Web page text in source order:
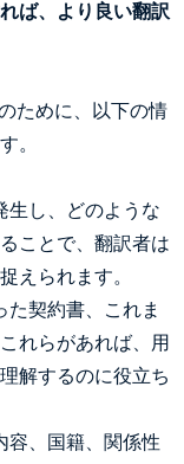
ば、より良い翻訳
ために、以下の情
。
生し、どのような
ことで、翻訳者は
えられます。
た契約書、これま
れらがあれば、用
解するのに役立ち
容、国籍、関係性